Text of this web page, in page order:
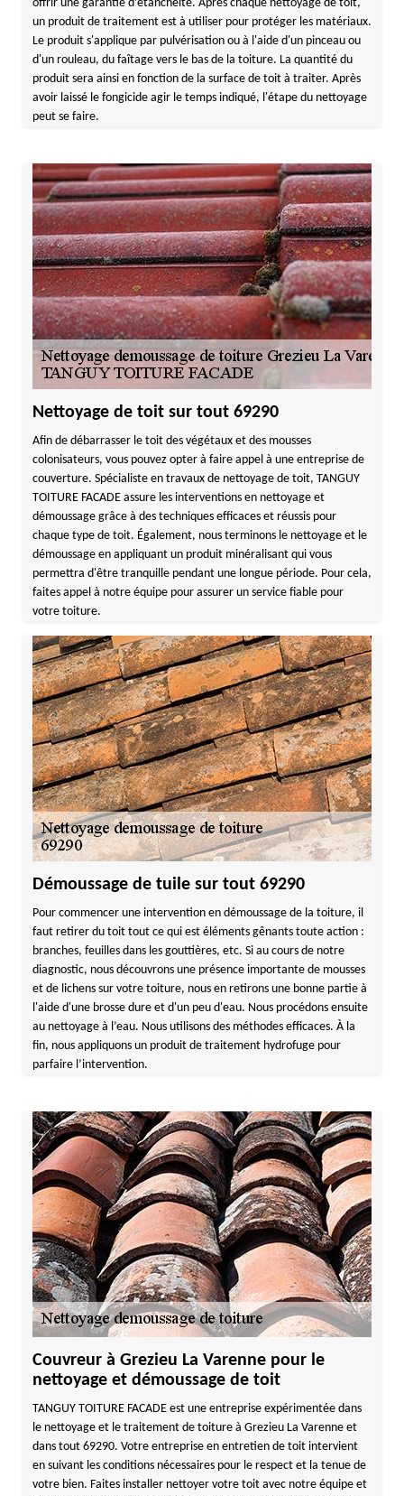
offrir une garantie d’étanchéité. Après chaque nettoyage de toit,
un produit de traitement est à utiliser pour protéger les matériaux.
Le produit s'applique par pulvérisation ou à l'aide d'un pinceau ou
d'un rouleau, du faîtage vers le bas de la toiture. La quantité du
produit sera ainsi en fonction de la surface de toit à traiter. Après
avoir laissé le fongicide agir le temps indiqué, l'étape du nettoyage
peut se faire.
Nettoyage de toit sur tout 69290
Afin de débarrasser le toit des végétaux et des mousses
colonisateurs, vous pouvez opter à faire appel à une entreprise de
couverture. Spécialiste en travaux de nettoyage de toit, TANGUY
TOITURE FACADE assure les interventions en nettoyage et
démoussage grâce à des techniques efficaces et réussis pour
chaque type de toit. Également, nous terminons le nettoyage et le
démoussage en appliquant un produit minéralisant qui vous
permettra d'être tranquille pendant une longue période. Pour cela,
faites appel à notre équipe pour assurer un service fiable pour
votre toiture.
Démoussage de tuile sur tout 69290
Pour commencer une intervention en démoussage de la toiture, il
faut retirer du toit tout ce qui est éléments gênants toute action :
branches, feuilles dans les gouttières, etc. Si au cours de notre
diagnostic, nous découvrons une présence importante de mousses
et de lichens sur votre toiture, nous en retirons une bonne partie à
l'aide d'une brosse dure et d'un peu d'eau. Nous procédons ensuite
au nettoyage à l’eau. Nous utilisons des méthodes efficaces. À la
fin, nous appliquons un produit de traitement hydrofuge pour
parfaire l’intervention.
Couvreur à Grezieu La Varenne pour le
nettoyage et démoussage de toit
TANGUY TOITURE FACADE est une entreprise expérimentée dans
le nettoyage et le traitement de toiture à Grezieu La Varenne et
dans tout 69290. Votre entreprise en entretien de toit intervient
en suivant les conditions nécessaires pour le respect et la tenue de
votre bien. Faites installer nettoyer votre toit avec notre équipe et